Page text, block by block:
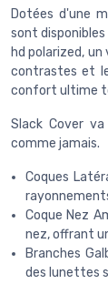
Dotées d'une
sont
hd polarized,
contrastes et
confort ultime
Slack Cover
comme jamais.
Coques
Coque Nez
nez, offrant
Branches
des lunettes